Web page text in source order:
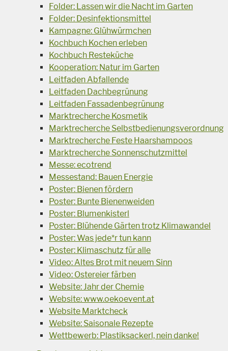
Folder: Lassen wir die Nacht im Garten
Folder: Desinfektionsmittel
Kampagne: Glühwürmchen
Kochbuch Kochen erleben
Kochbuch Resteküche
Kooperation: Natur im Garten
Leitfaden Abfallende
Leitfaden Dachbegrünung
Leitfaden Fassadenbegrünung
Marktrecherche Kosmetik
Marktrecherche Selbstbedienungsverordnung
Marktrecherche Feste Haarshampoos
Marktrecherche Sonnenschutzmittel
Messe: ecotrend
Messestand: Bauen Energie
Poster: Bienen fördern
Poster: Bunte Bienenweiden
Poster: Blumenkisterl
Poster: Blühende Gärten trotz Klimawandel
Poster: Was jede*r tun kann
Poster: Klimaschutz für alle
Video: Altes Brot mit neuem Sinn
Video: Ostereier färben
Website: Jahr der Chemie
Website: www.oekoevent.at
Website Marktcheck
Website: Saisonale Rezepte
Wettbewerb: Plastiksackerl, nein danke!